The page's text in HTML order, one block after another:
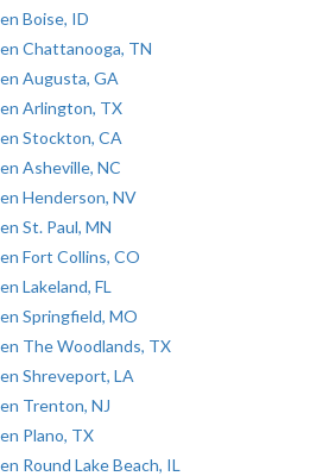
Boise, ID
Chattanooga, TN
Augusta, GA
Arlington, TX
Stockton, CA
Asheville, NC
Henderson, NV
St. Paul, MN
Fort Collins, CO
Lakeland, FL
Springfield, MO
The Woodlands, TX
Shreveport, LA
Trenton, NJ
Plano, TX
Round Lake Beach, IL